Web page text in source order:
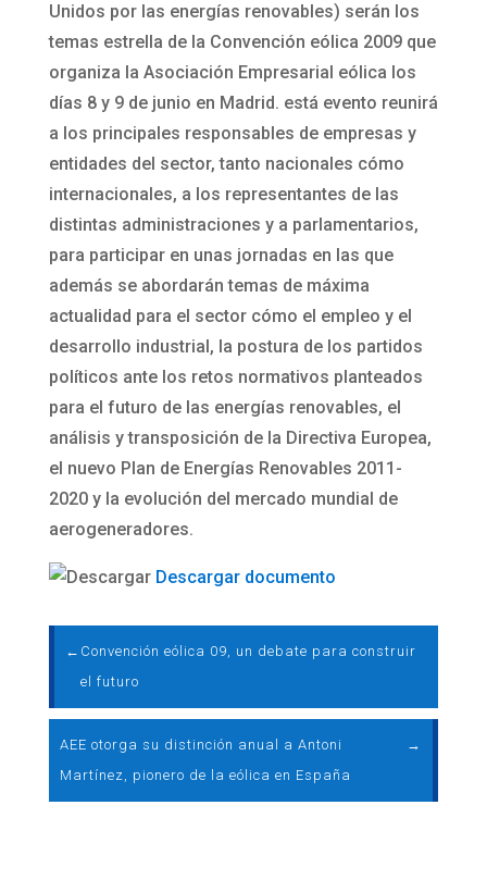
Unidos por las energías renovables) serán los
temas estrella de la Convención eólica 2009 que
organiza la Asociación Empresarial eólica los
días 8 y 9 de junio en Madrid. está evento reunirá
a los principales responsables de empresas y
entidades del sector, tanto nacionales cómo
internacionales, a los representantes de las
distintas administraciones y a parlamentarios,
para participar en unas jornadas en las que
además se abordarán temas de máxima
actualidad para el sector cómo el empleo y el
desarrollo industrial, la postura de los partidos
políticos ante los retos normativos planteados
para el futuro de las energías renovables, el
análisis y transposición de la Directiva Europea,
el nuevo Plan de Energías Renovables 2011-
2020 y la evolución del mercado mundial de
aerogeneradores.
Descargar documento
← Convención eólica 09, un debate para construir
el futuro
AEE otorga su distinción anual a Antoni
Martínez, pionero de la eólica en España
→